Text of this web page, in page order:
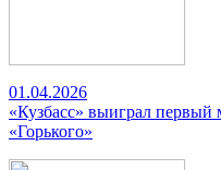
01.04.2026
«Кузбасс» выиграл первый
«Горького»